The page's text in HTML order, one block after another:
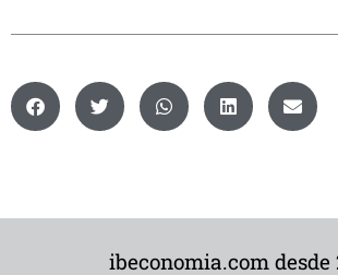
ibeconomia.com desde